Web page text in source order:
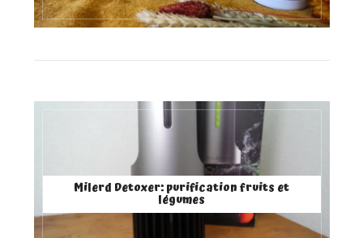
Milerd Detoxer: purification fruits et
légumes